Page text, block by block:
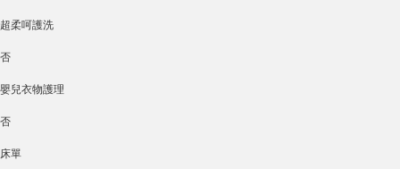
超柔呵護洗
否
嬰兒衣物護理
否
床單